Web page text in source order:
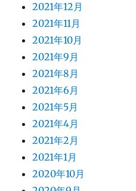
2021年12月
2021年11月
2021年10月
2021年9月
2021年8月
2021年6月
2021年5月
2021年4月
2021年2月
2021年1月
2020年10月